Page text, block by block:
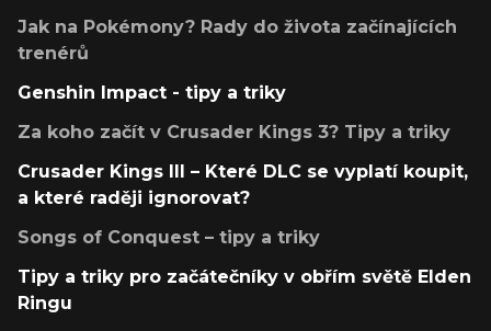
Jak na Pokémony? Rady do života začínajících
trenérů
Genshin Impact - tipy a triky
Za koho začít v Crusader Kings 3? Tipy a triky
Crusader Kings III – Které DLC se vyplatí koupit,
a které raději ignorovat?
Songs of Conquest – tipy a triky
Tipy a triky pro začátečníky v obřím světě Elden
Ringu